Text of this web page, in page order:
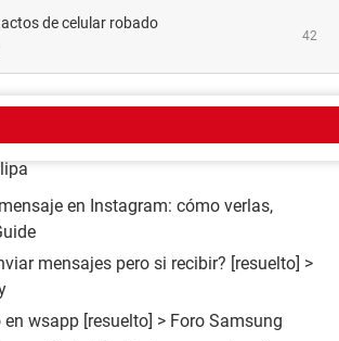
de celular robado
42
MISMO TEMA
en Instagram: cómo verlas,
mensajes pero si recibir? [resuelto] >
en wsapp [resuelto] > Foro Samsung